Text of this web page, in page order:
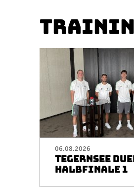
06.08.2026
TEGERNSEE
HALBFINALE 1